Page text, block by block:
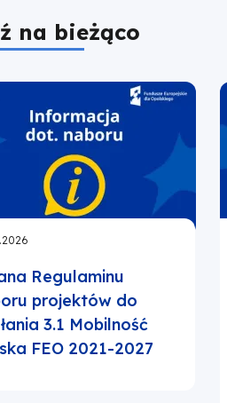
na bieżąco
Regulaminu
projektów do
3.1 Mobilność
FEO 2021-2027